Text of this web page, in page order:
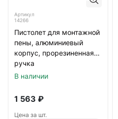
Артикул
14266
Пистолет для монтажной
пены, алюминиевый
корпус, прорезиненная
ручка
В наличии
1 563 ₽
Цена за шт.